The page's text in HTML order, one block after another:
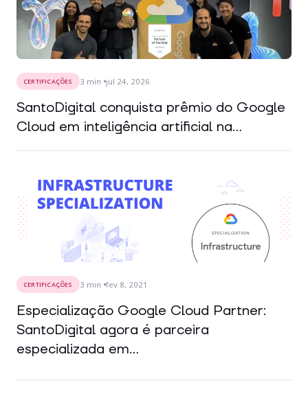
CERTIFICAÇÕES 3 min jul 24, 2026
SantoDigital conquista prêmio do Google
Cloud em inteligência artificial na...
CERTIFICAÇÕES 3 min fev 8, 2021
Especialização Google Cloud Partner:
SantoDigital agora é parceira
especializada em...